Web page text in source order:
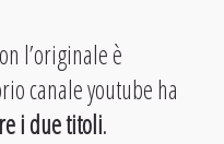
l’originale è
canale youtube ha
i due titoli.